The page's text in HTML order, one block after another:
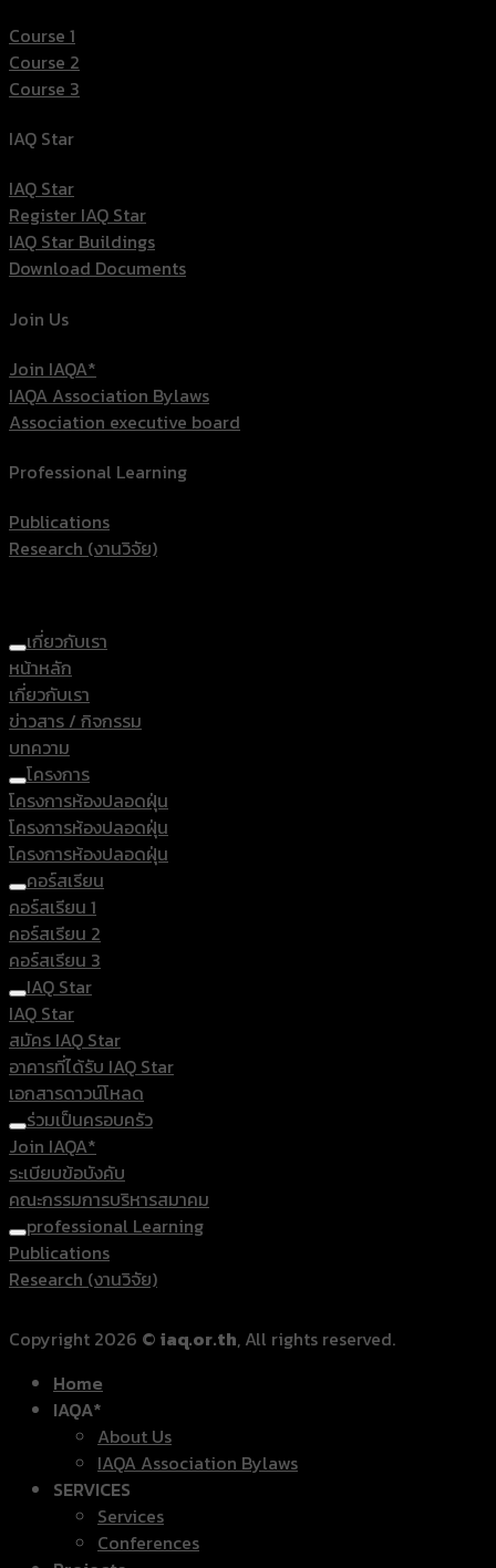
Course 1
Course 2
Course 3
IAQ Star
IAQ Star
Register IAQ Star
IAQ Star Buildings
Download Documents
Join Us
Join IAQA*
IAQA Association Bylaws
Association executive board
Professional Learning
Publications
Research (งานวิจัย)
เกี่ยวกับเรา
หน้าหลัก
เกี่ยวกับเรา
ข่าวสาร / กิจกรรม
บทความ
โครงการ
โครงการห้องปลอดฝุ่น
โครงการห้องปลอดฝุ่น
โครงการห้องปลอดฝุ่น
คอร์สเรียน
คอร์สเรียน 1
คอร์สเรียน 2
คอร์สเรียน 3
IAQ Star
IAQ Star
สมัคร IAQ Star
อาคารที่ได้รับ IAQ Star
เอกสารดาวน์โหลด
ร่วมเป็นครอบครัว
Join IAQA*
ระเบียบข้อบังคับ
คณะกรรมการบริหารสมาคม
professional Learning
Publications
Research (งานวิจัย)
Copyright 2026 © iaq.or.th, All rights reserved.
Home
IAQA*
About Us
IAQA Association Bylaws
SERVICES
Services
Conferences